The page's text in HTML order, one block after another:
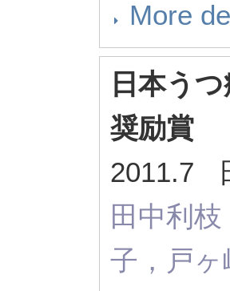
More
日本う
奨励賞
2011.7
田中利
子，戸